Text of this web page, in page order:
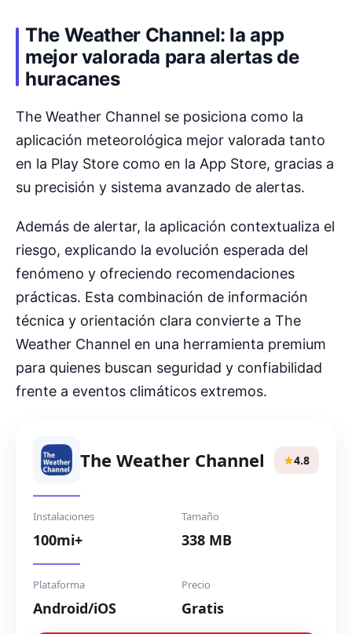
The Weather Channel: la app
mejor valorada para alertas de
huracanes
The Weather Channel se posiciona como la
aplicación meteorológica mejor valorada tanto
en la Play Store como en la App Store, gracias a
su precisión y sistema avanzado de alertas.
Además de alertar, la aplicación contextualiza el
riesgo, explicando la evolución esperada del
fenómeno y ofreciendo recomendaciones
prácticas. Esta combinación de información
técnica y orientación clara convierte a The
Weather Channel en una herramienta premium
para quienes buscan seguridad y confiabilidad
frente a eventos climáticos extremos.
The Weather Channel ★4.8
Instalaciones
100mi+
Tamaño
338 MB
Plataforma
Android/iOS
Precio
Gratis